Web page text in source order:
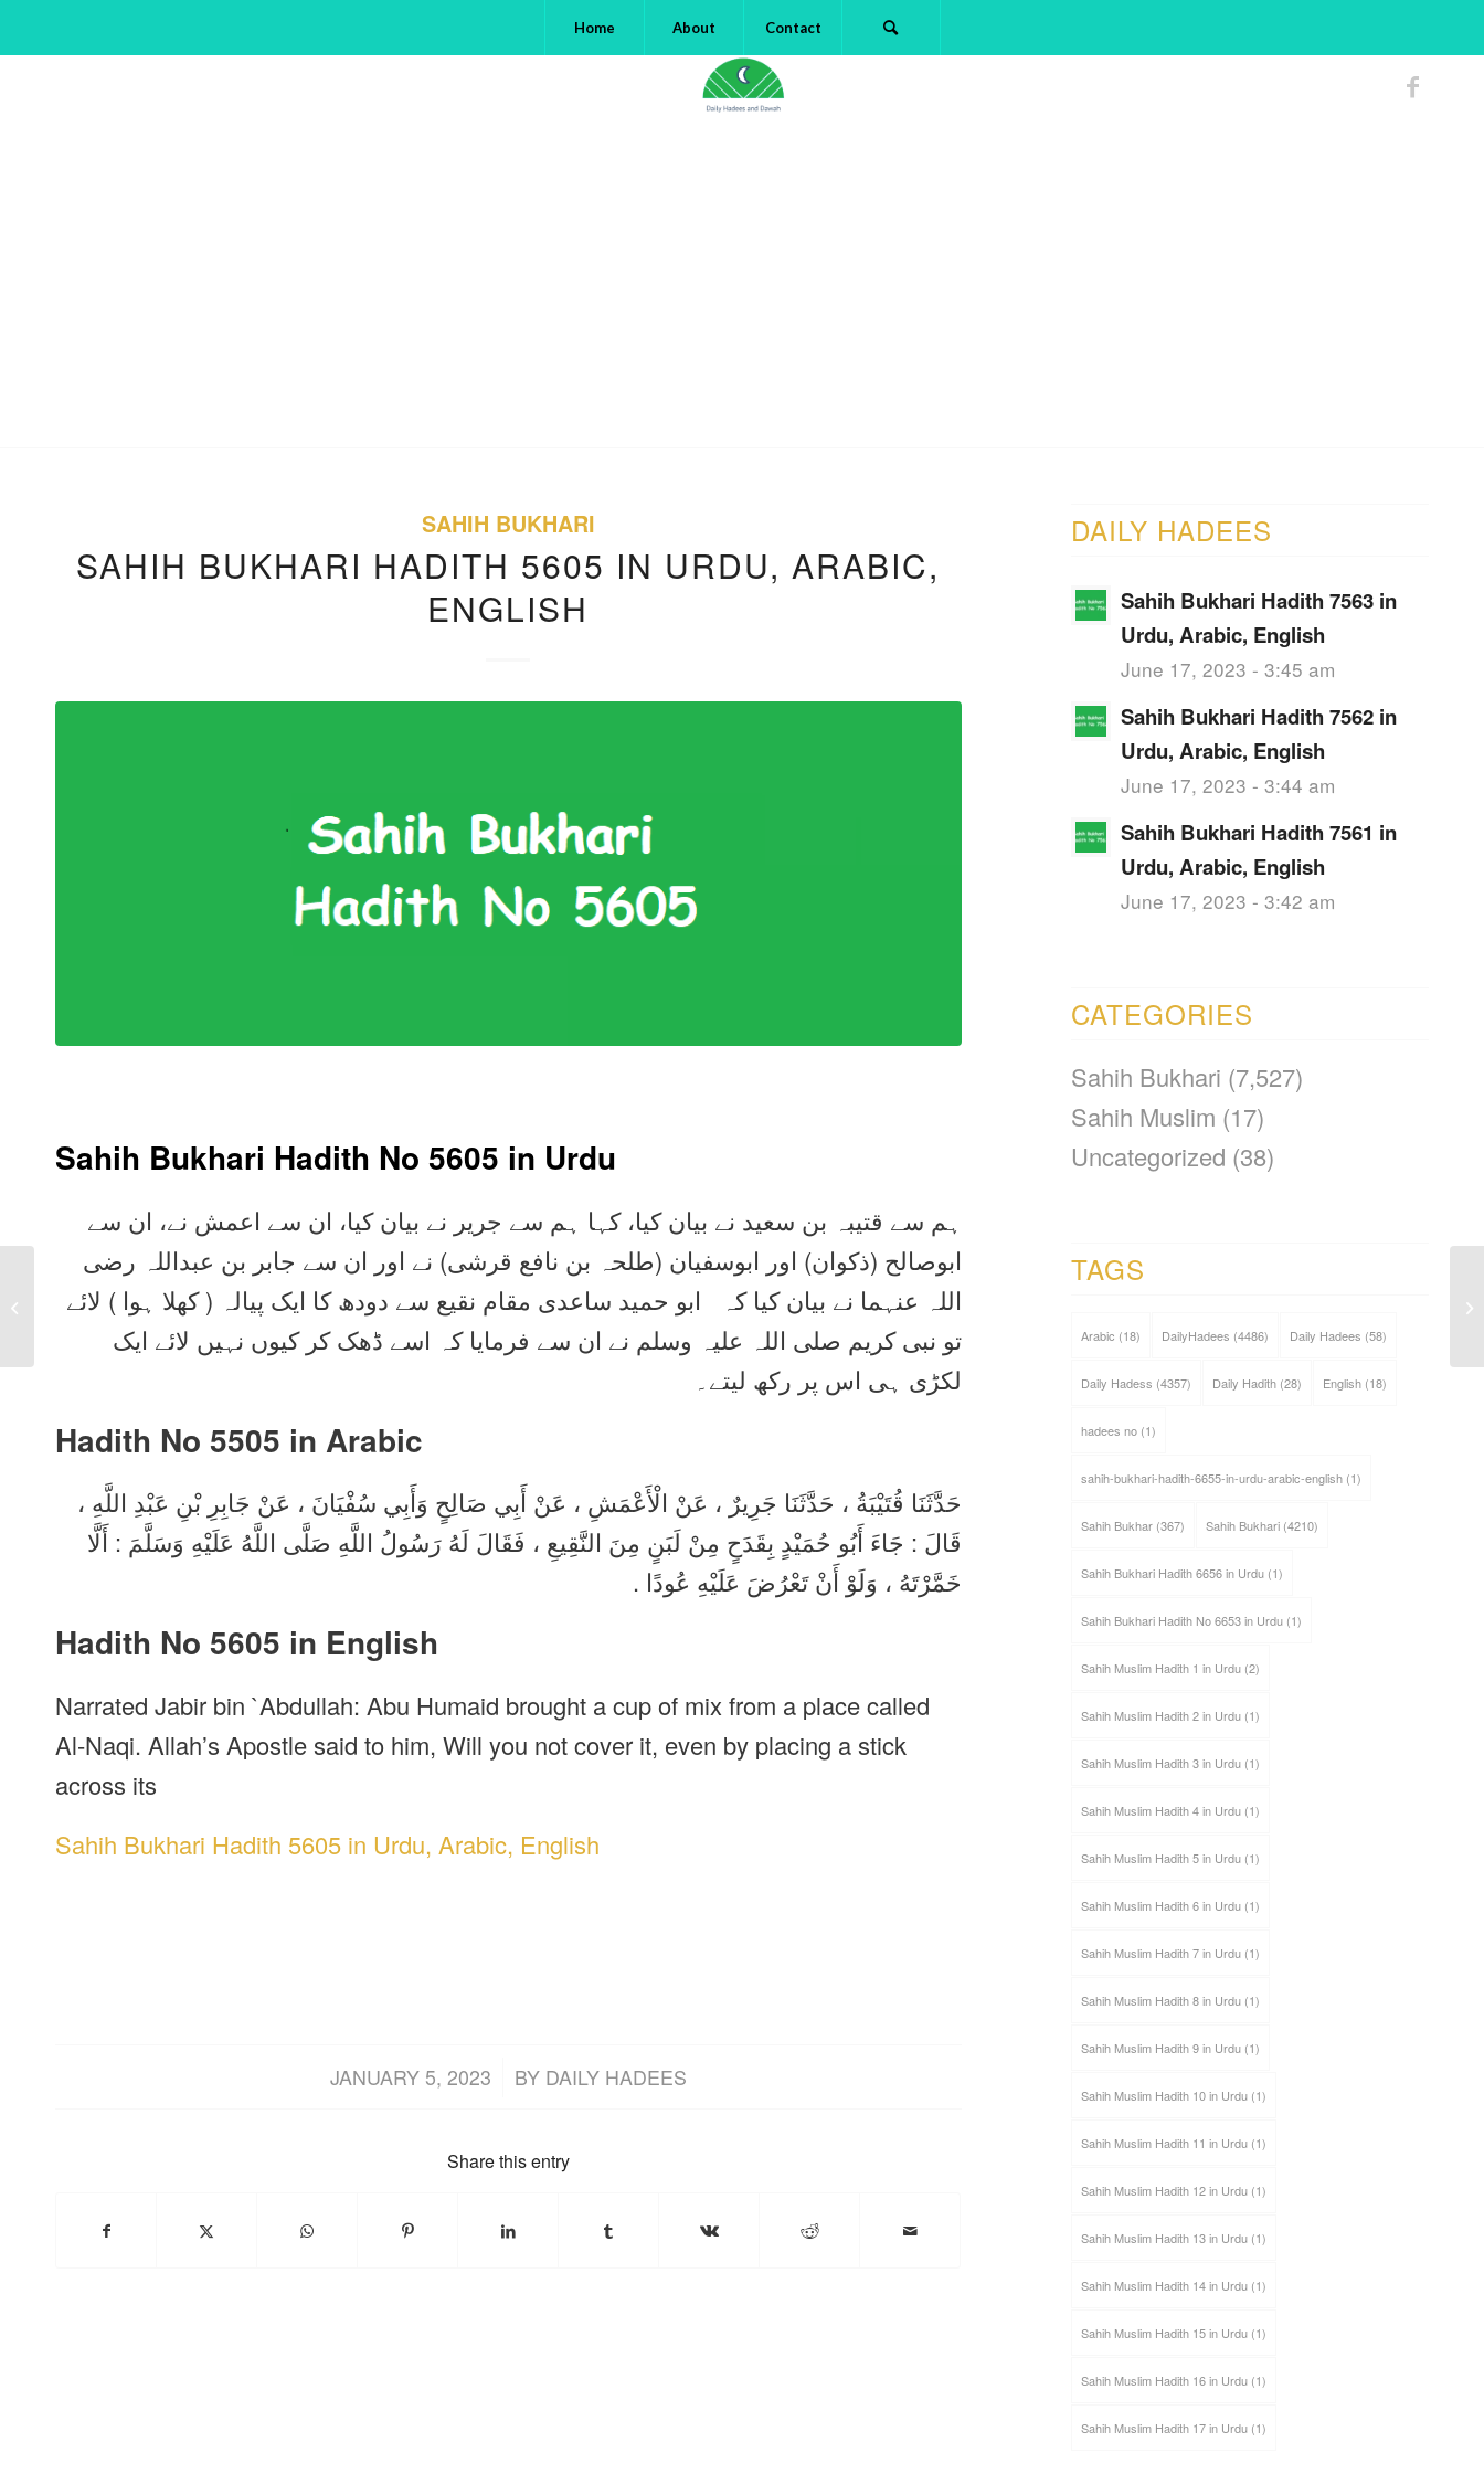
Home About Contact
SAHIH BUKHARI
SAHIH BUKHARI HADITH 5605 IN URDU, ARABIC,
ENGLISH
Sahih Bukhari Hadith No 5605 in Urdu
ہم سے قتیبہ بن سعید نے بیان کیا، کہا ہم سے جریر نے بیان کیا، ان سے اعمش نے، ان سے
ابوصالح (ذکوان) اور ابوسفیان (طلحہ بن نافع قرشی) نے اور ان سے جابر بن عبداللہ رضی
اللہ عنہما نے بیان کیا کہ ابو حمید ساعدی مقام نقیع سے دودھ کا ایک پیالہ ( کھلا ہوا ) لائے
تو نبی کریم صلی اللہ علیہ وسلم نے ان سے فرمایا کہ اسے ڈھک کر کیوں نہیں لائے ایک
لکڑی ہی اس پر رکھ لیتے۔
Hadith No 5505 in Arabic
حَدَّثَنَا قُتَيْبَةُ ، حَدَّثَنَا جَرِيرٌ ، عَنْ الْأَعْمَشِ ، عَنْ أَبِي صَالِحٍ وَأَبِي سُفْيَانَ ، عَنْ جَابِرِ بْنِ عَبْدِ اللَّهِ ،
قَالَ : جَاءَ أَبُو حُمَيْدٍ بِقَدَحٍ مِنْ لَبَنٍ مِنَ النَّقِيعِ ، فَقَالَ لَهُ رَسُولُ اللَّهِ صَلَّى اللَّهُ عَلَيْهِ وَسَلَّمَ : أَلَّا
خَمَّرْتَهُ ، وَلَوْ أَنْ تَعْرُضَ عَلَيْهِ عُودًا .
Hadith No 5605 in English
Narrated Jabir bin `Abdullah: Abu Humaid brought a cup of mix from a place called
Al-Naqi. Allah’s Apostle said to him, Will you not cover it, even by placing a stick
across its
Sahih Bukhari Hadith 5605 in Urdu, Arabic, English
JANUARY 5, 2023
/ BY DAILY HADEES
Share this entry
DAILY HADEES
Sahih Bukhari Hadith 7563 in
Urdu, Arabic, English
June 17, 2023 - 3:45 am
Sahih Bukhari Hadith 7562 in
Urdu, Arabic, English
June 17, 2023 - 3:44 am
Sahih Bukhari Hadith 7561 in
Urdu, Arabic, English
June 17, 2023 - 3:42 am
CATEGORIES
Sahih Bukhari (7,527)
Sahih Muslim (17)
Uncategorized (38)
TAGS
Arabic (18) DailyHadees (4486) Daily Hadees (58)
Daily Hadess (4357) Daily Hadith(28) English(18)
hadees no(1)
sahih-bukhari-hadith-6655-in-urdu-arabic-english(1)
Sahih Bukhar(367) Sahih Bukhari(4210)
Sahih Bukhari Hadith 6656 in Urdu(1)
Sahih Bukhari Hadith No 6653 in Urdu(1)
Sahih Muslim Hadith 1 in Urdu(2)
Sahih Muslim Hadith 2 in Urdu(1)
Sahih Muslim Hadith 3 in Urdu(1)
Sahih Muslim Hadith 4 in Urdu(1)
Sahih Muslim Hadith 5 in Urdu(1)
Sahih Muslim Hadith 6 in Urdu(1)
Sahih Muslim Hadith 7 in Urdu(1)
Sahih Muslim Hadith 8 in Urdu(1)
Sahih Muslim Hadith 9 in Urdu(1)
Sahih Muslim Hadith 10 in Urdu(1)
Sahih Muslim Hadith 11 in Urdu(1)
Sahih Muslim Hadith 12 in Urdu(1)
Sahih Muslim Hadith 13 in Urdu(1)
Sahih Muslim Hadith 14 in Urdu(1)
Sahih Muslim Hadith 15 in Urdu(1)
Sahih Muslim Hadith 16 in Urdu(1)
Sahih Muslim Hadith 17 in Urdu(1)
Sahih Bukhari Hadith
5604 in Urdu, Arabic,